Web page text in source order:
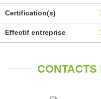
Certification(s)
Effectif entreprise
CONTACTS